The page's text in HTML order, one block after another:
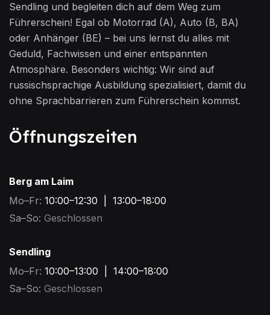
Sendling und begleiten dich auf dem Weg zum
Führerschein! Egal ob Motorrad (A), Auto (B, BA)
oder Anhänger (BE) – bei uns lernst du alles mit
Geduld, Fachwissen und einer entspannten
Atmosphäre. Besonders wichtig: Wir sind auf
russischsprachige Ausbildung spezialisiert, damit du
ohne Sprachbarrieren zum Führerschein kommst.
Öffnungszeiten
Berg am Laim
Mo–Fr: 10:00–12:30 | 13:00–18:00
Sa–So: Geschlossen
Sendling
Mo–Fr: 10:00–13:00 | 14:00–18:00
Sa–So: Geschlossen